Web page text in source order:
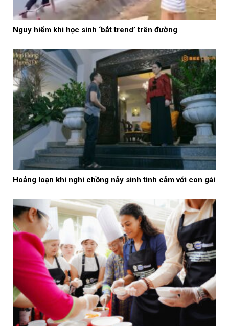
Nguy hiểm khi học sinh ‘bắt trend’ trên đường
Hoảng loạn khi nghi chồng nảy sinh tình cảm với con gái